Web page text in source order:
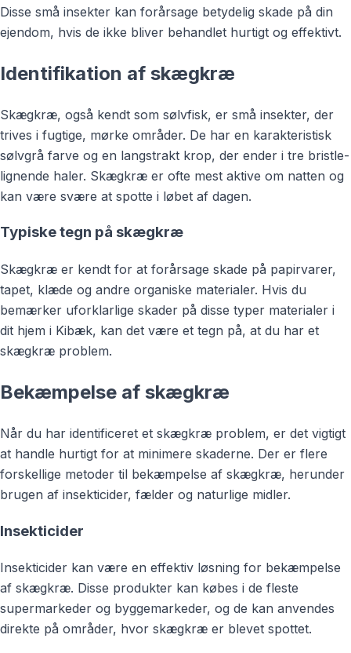
Disse små insekter kan forårsage betydelig skade på din
ejendom, hvis de ikke bliver behandlet hurtigt og effektivt.
Identifikation af skægkræ
Skægkræ, også kendt som sølvfisk, er små insekter, der
trives i fugtige, mørke områder. De har en karakteristisk
sølvgrå farve og en langstrakt krop, der ender i tre bristle-
lignende haler. Skægkræ er ofte mest aktive om natten og
kan være svære at spotte i løbet af dagen.
Typiske tegn på skægkræ
Skægkræ er kendt for at forårsage skade på papirvarer,
tapet, klæde og andre organiske materialer. Hvis du
bemærker uforklarlige skader på disse typer materialer i
dit hjem i Kibæk, kan det være et tegn på, at du har et
skægkræ problem.
Bekæmpelse af skægkræ
Når du har identificeret et skægkræ problem, er det vigtigt
at handle hurtigt for at minimere skaderne. Der er flere
forskellige metoder til bekæmpelse af skægkræ, herunder
brugen af insekticider, fælder og naturlige midler.
Insekticider
Insekticider kan være en effektiv løsning for bekæmpelse
af skægkræ. Disse produkter kan købes i de fleste
supermarkeder og byggemarkeder, og de kan anvendes
direkte på områder, hvor skægkræ er blevet spottet.